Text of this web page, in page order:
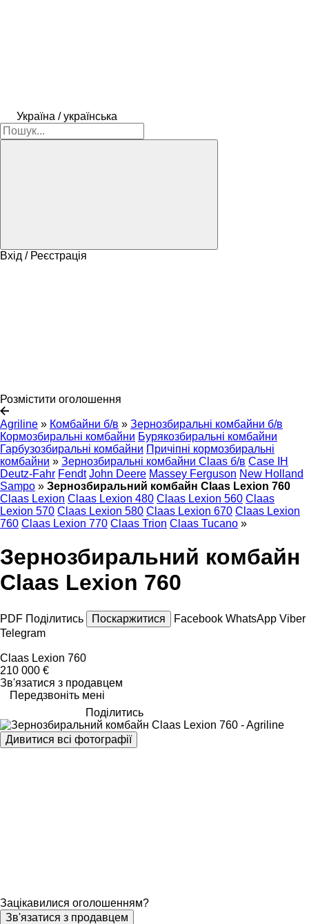
Україна / українська
Вхід / Реєстрація
Розмістити оголошення
Agriline » Комбайни б/в » Зернозбиральні комбайни б/в
Кормозбиральні комбайни Бурякозбиральні комбайни
Гарбузозбиральні комбайни Причіпні кормозбиральні
комбайни » Зернозбиральні комбайни Claas б/в Case IH
Deutz-Fahr Fendt John Deere Massey Ferguson New Holland
Sampo » Зернозбиральний комбайн Claas Lexion 760
Claas Lexion Claas Lexion 480 Claas Lexion 560 Claas
Lexion 570 Claas Lexion 580 Claas Lexion 670 Claas Lexion
760 Claas Lexion 770 Claas Trion Claas Tucano »
Зернозбиральний комбайн
Claas Lexion 760
PDF Поділитись Поскаржитися Facebook WhatsApp Viber
Telegram
Claas Lexion 760
210 000 €
Зв'язатися з продавцем
Передзвоніть мені
Поділитись
Дивитися всі фотографії
Зацікавилися оголошенням?
Зв'язатися з продавцем